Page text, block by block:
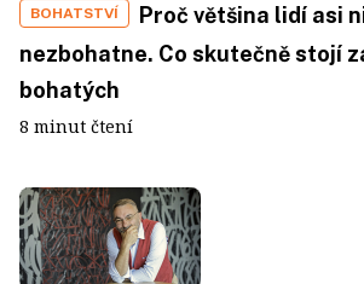
BOHATSTVÍ
Proč většina lidí asi
nezbohatne. Co skutečně stojí
bohatých
8 minut čtení